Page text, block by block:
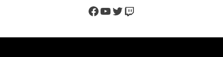
Facebook
YouTube
Twitter
Twitch